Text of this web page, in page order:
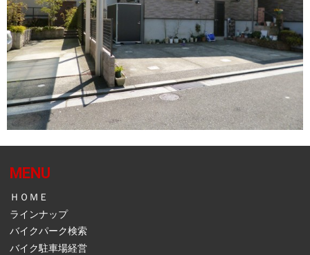
MENU
ＨＯＭＥ
ラインナップ
バイクパーク検索
バイク駐車場経営